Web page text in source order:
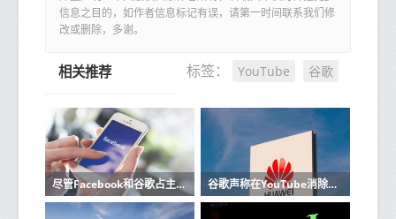
信息之目的，如作者信息标记有误，请第一时间联系我们修
改或删除，多谢。
标签： YouTube 谷歌
相关推荐
尽管Facebook和谷歌占主导地位但微软并未放弃其广告业务 谷歌声称在YouTube消除极端主义视频方面取得了进展